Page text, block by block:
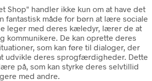
Shop" handler ikke kun om at have det
fantastisk måde for børn at lære sociale
leger med deres kæledyr, lærer de at
kommunikere. De kan oprette deres
som kan føre til dialoger, der
udvikle deres sprogfærdigheder. Dette
på, som kan styrke deres selvtillid
med andre.